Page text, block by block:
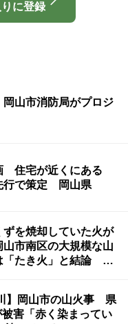
に登録
岡山市消防局がプロジ
住宅が近くにある
行で策定 岡山県
ずを焼却していた火が
市南区の大規模な山
たき火」と結論 岡
】岡山市の山火事 県
害「赤く染まってい